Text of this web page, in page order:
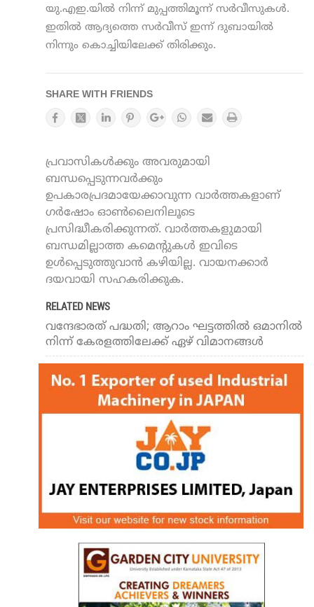
യു.എഇ.യില്‍ നിന്ന് മുപ്പത്തിമൂന്ന് സര്‍വീസുകള്‍.
ഇതില്‍ ആദ്യത്തെ സര്‍വീസ് ഇന്ന് ദുബായില്‍
നിന്നും കൊച്ചിയിലേക്ക് തിരിക്കും.
SHARE WITH FRIENDS
പ്രവാസികൾക്കും അവരുമായി
ബന്ധപ്പെടുന്നവർക്കും
ഉപകാരപ്രദമായേക്കാവുന്ന വാർത്തകളാണ്
ഗർഷോം ഓൺലൈനിലൂടെ
പ്രസിദ്ധീകരിക്കുന്നത്. വാർത്തകളുമായി
ബന്ധമില്ലാത്ത കമെന്റുകൾ ഇവിടെ
ഉൾപ്പെടുത്തുവാൻ കഴിയില്ല. വായനക്കാർ
ദയവായി സഹകരിക്കുക.
RELATED NEWS
വന്ദേഭാരത് പദ്ധതി; ആറാം ഘട്ടത്തില്‍ ഒമാനില്‍
നിന്ന് കേരളത്തിലേക്ക് ഏഴ് വിമാനങ്ങള്‍